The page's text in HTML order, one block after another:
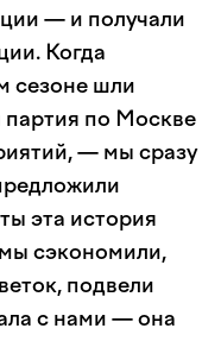
— и получали
Когда
сезоне шли
по Москве
— мы сразу
эта история
сэкономили,
подвели
с нами — она